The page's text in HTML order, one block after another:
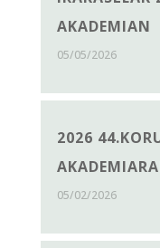
AKADEMIAN
05/05/2026
2026
05/02/2026